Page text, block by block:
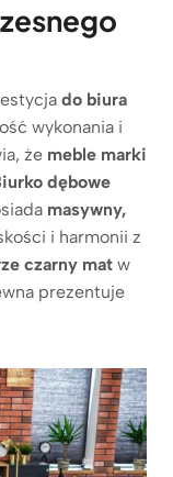
do biura
wykonania i
że meble marki
dębowe
masywny,
i harmonii z
czarny mat w
prezentuje